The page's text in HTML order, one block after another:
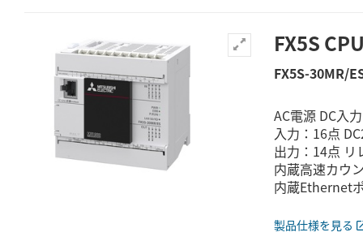
FX5S
FX5S-30MR/
AC電源 DC入
入力：16点
出力：14点 リ
内蔵高速カウ
内蔵Ethernet
製品仕様を見る